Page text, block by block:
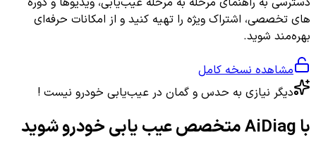
های تخصصی، اشتراک ویژه را تهیه کنید و از امکانات حرفه‌ای
بهره‌مند شوید.
مشاهده نسخه کامل
دیگر نیازی به حدس و گمان در عیب‌یابی خودرو نیست !
با AiDiag متخصص عیب یابی خودرو شوید